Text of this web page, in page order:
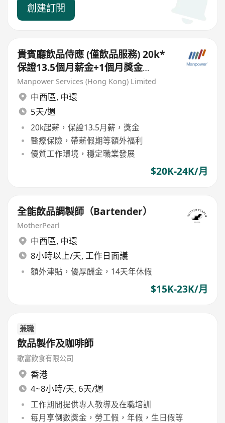
創建訂閱
貴賓廳飲品侍應 (僅飲品服務) 20k*
保證13.5個月薪金+1個月獎金
Lounge Waiter / Waitress
Manpower Services (Hong Kong) Limited
中西區, 中環
5天/週
20k起薪，保證13.5月薪，獎金
醫療保險，帶薪假期等額外福利
優質工作環境，穩定職業發展
$20K-24K/月
全能飲品調製師（Bartender）
MotherPearl
中西區, 中環
8小時以上/天, 工作日面議
額外津貼，優厚酬金，14天年休假
$15K-23K/月
兼職
飲品製作及咖啡師
歌富飲食有限公司
香港
4~8小時/天, 6天/週
工作期間提供專人教導及在職培訓
每月享倒數獎金，勞工假，年假，生日假等